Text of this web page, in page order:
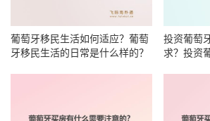
葡萄牙移民生活如何适应？葡萄
牙移民生活的日常是什么样的？
投资葡萄
求？投资